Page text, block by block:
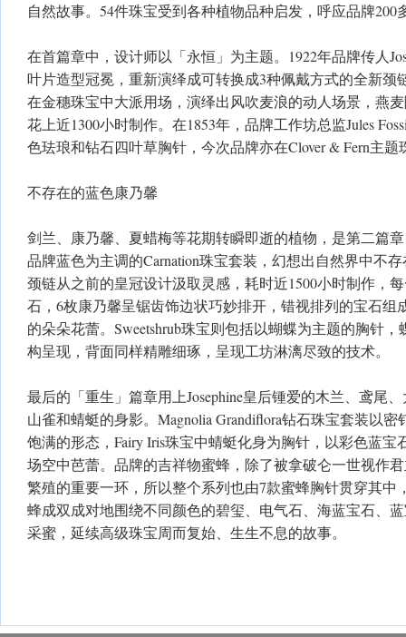
自然故事。54件珠宝受到各种植物品种启发，呼应品牌200
在首篇章中，设计师以「永恒」为主题。1922年品牌传人
叶片造型冠冕，重新演绎成可转换成3种佩戴方式的全新颈
在金穗珠宝中大派用场，演绎出风吹麦浪的动人场景，燕
花上近1300小时制作。在1853年，品牌工作坊总监Jules
色珐琅和钻石四叶草胸针，今次品牌亦在Clover & Fern主
不存在的蓝色康乃馨
剑兰、康乃馨、夏蜡梅等花期转瞬即逝的植物，是第二篇
品牌蓝色为主调的Carnation珠宝套装，幻想出自然界中不
颈链从之前的皇冠设计汲取灵感，耗时近1500小时制作，
石，6枚康乃馨呈锯齿饰边状巧妙排开，错视排列的宝石组
的朵朵花蕾。Sweetshrub珠宝则包括以蝴蝶为主题的胸针
构呈现，背面同样精雕细琢，呈现工坊淋漓尽致的技术。
最后的「重生」篇章用上Josephine皇后锺爱的木兰、鸢尾
山雀和蜻蜓的身影。Magnolia Grandiflora钻石珠宝套装以
饱满的形态，Fairy Iris珠宝中蜻蜓化身为胸针，以彩色蓝宝
场空中芭蕾。品牌的吉祥物蜜蜂，除了被拿破仑一世视作
繁殖的重要一环，所以整个系列也由7款蜜蜂胸针贯穿其中
蜂成双成对地围绕不同颜色的碧玺、电气石、海蓝宝石、
采蜜，延续高级珠宝周而复始、生生不息的故事。